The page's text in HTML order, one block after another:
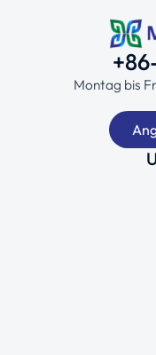
Montag bis